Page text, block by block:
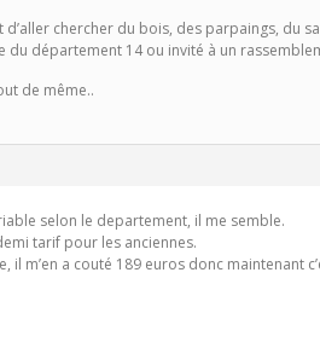
d’aller chercher du bois, des parpaings, du
département 14 ou invité à un
de même..
selon le departement, il me semble.
tarif pour les anciennes.
il m’en a couté 189 euros donc maintenant